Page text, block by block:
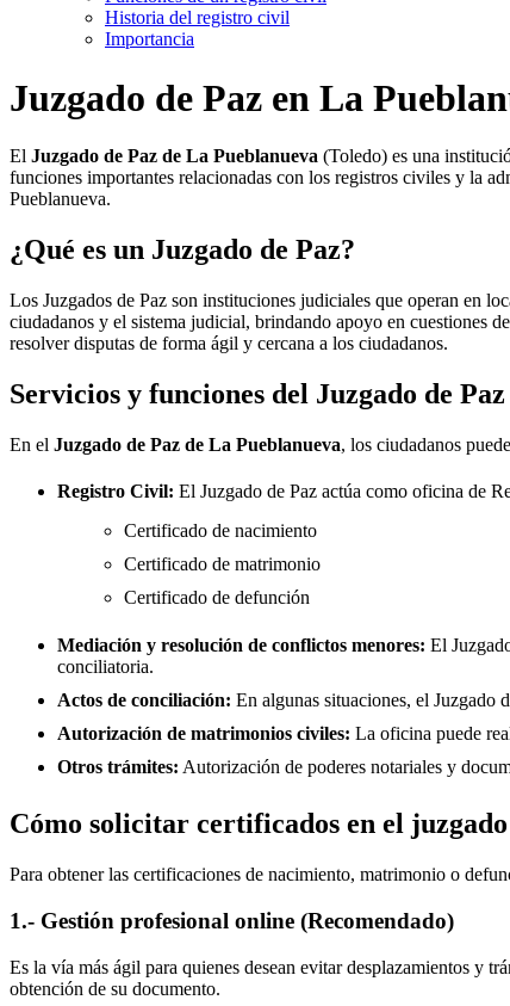
Historia del registro civil
Importancia
Juzgado de Paz en La
El Juzgado de Paz de La Pueblanueva (Toledo) es una
funciones importantes relacionadas con los registros civiles y la
Pueblanueva.
¿Qué es un Juzgado de Paz?
Los Juzgados de Paz son instituciones judiciales que operan en
ciudadanos y el sistema judicial, brindando apoyo en cuestiones
resolver disputas de forma ágil y cercana a los ciudadanos.
Servicios y funciones del Juzgado de Paz
En el Juzgado de Paz de La Pueblanueva, los ciudadanos
Registro Civil: El Juzgado de Paz actúa como oficina de
Certificado de nacimiento
Certificado de matrimonio
Certificado de defunción
Mediación y resolución de conflictos menores: El
conciliatoria.
Actos de conciliación: En algunas situaciones, el Juzgado
Autorización de matrimonios civiles: La oficina puede
Otros trámites: Autorización de poderes notariales y
Cómo solicitar certificados en el
Para obtener las certificaciones de nacimiento, matrimonio o
1.- Gestión profesional online (Recomendado)
Es la vía más ágil para quienes desean evitar desplazamientos y
obtención de su documento.